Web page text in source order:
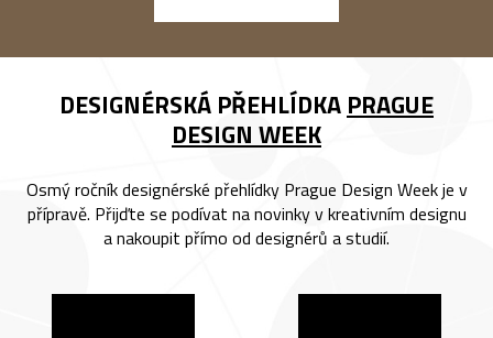
DESIGNÉRSKÁ PŘEHLÍDKA PRAGUE
DESIGN WEEK
Osmý ročník designérské přehlídky Prague Design Week je v
přípravě. Přijďte se podívat na novinky v kreativním designu
a nakoupit přímo od designérů a studií.